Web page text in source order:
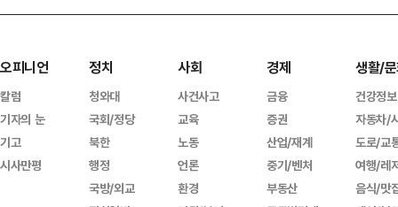
오피니언
칼럼
기자의 눈
기고
시사만평
정치
청와대
국회/정당
북한
행정
국방/외교
사회
사건사고
교육
노동
언론
환경
경제
금융
증권
산업/재계
중기/벤처
부동산
생활/
건강정보
자동차/
도로/교
여행/레
음식/맛